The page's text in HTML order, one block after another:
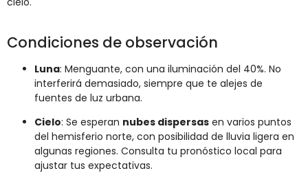
Condiciones de observación
Luna: Menguante, con una iluminación del 40%. No
interferirá demasiado, siempre que te alejes de
fuentes de luz urbana.
Cielo: Se esperan nubes dispersas en varios puntos
del hemisferio norte, con posibilidad de lluvia ligera en
algunas regiones. Consulta tu pronóstico local para
ajustar tus expectativas.